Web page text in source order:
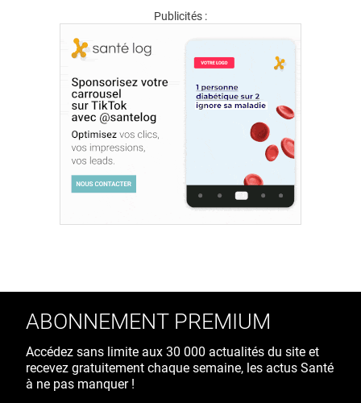
Publicités :
ABONNEMENT PREMIUM
Accédez sans limite aux 30 000 actualités du site et
recevez gratuitement chaque semaine, les actus Santé
à ne pas manquer !